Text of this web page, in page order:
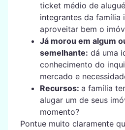
ticket médio de
integrantes da família
aproveitar bem o
Já morou em algum
semelhante: dá uma
conhecimento do
mercado e
Recursos: a família
alugar um de seus
momento?
Pontue muito claramente